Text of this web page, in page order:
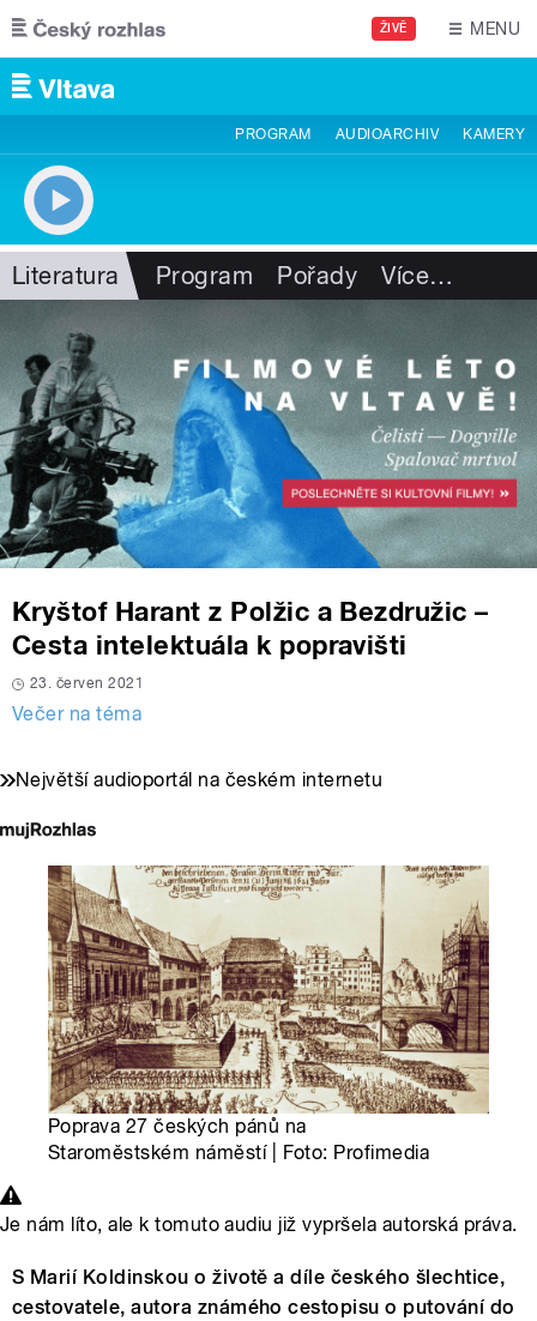
Přejít k hlavnímu obsahu
ŽIVĚ MENU
PROGRAM AUDIOARCHIV KAMERY
Literatura Program Pořady Více…
Kryštof Harant z Polžic a Bezdružic –
Cesta intelektuála k popravišti
23. červen 2021
Večer na téma
Největší audioportál na českém internetu
Poprava 27 českých pánů na
Staroměstském náměstí | Foto: Profimedia
Je nám líto, ale k tomuto audiu již vypršela autorská práva.
S Marií Koldinskou o životě a díle českého šlechtice,
cestovatele, autora známého cestopisu o putování do